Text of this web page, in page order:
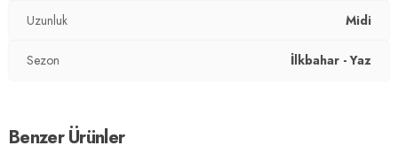
Uzunluk Midi
Sezon İlkbahar - Yaz
Benzer Ürünler